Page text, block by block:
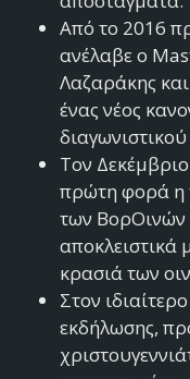
Από το 2016
ανέλαβε ο
Λαζαράκης
ένας νέος
Τον
πρώτη φορά η
των ΒορΟινών
αποκλειστικά
κρασιά των
Στον
εκδήλωσης,